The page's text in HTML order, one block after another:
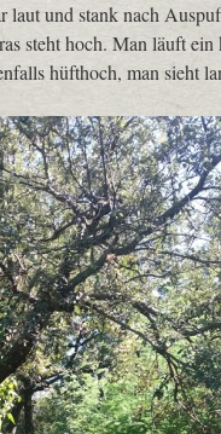
laut und stank nach
steht hoch. Man läuft
hüfthoch, man sieht